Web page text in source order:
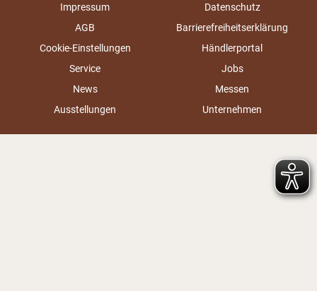
Impressum
Datenschutz
AGB
Barrierefreiheitserklärung
Cookie-Einstellungen
Händlerportal
Service
Jobs
News
Messen
Ausstellungen
Unternehmen